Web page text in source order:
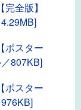
全版】
ポスター
807KB]
ポスター